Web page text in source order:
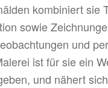
kombiniert sie
sowie
und
ist für sie ein
und nähert